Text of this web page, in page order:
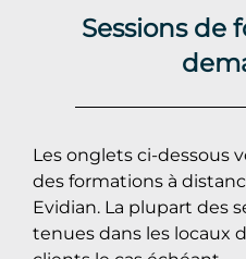
Sessions de
Les onglets ci-dessous
des formations à
Evidian. La plupart des
tenues dans les locaux